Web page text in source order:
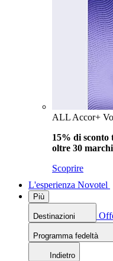
ALL Accor+
15% di sconto
oltre 30 marchi
Scoprire
L'esperienza Novotel
Più
Destinazioni
Programma fedeltà
Indietro